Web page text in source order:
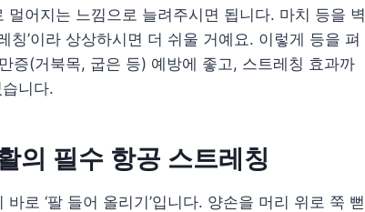
어지는 느낌으로 늘려주시면 됩니다. 마치 등을 벽
칭’이라 상상하시면 더 쉬울 거예요. 이렇게 등을 펴
증(거북목, 굽은 등) 예방에 좋고, 스트레칭 효과까
니다.
의 필수 항공 스트레칭
로 ‘팔 들어 올리기’입니다. 양손을 머리 위로 쭉 뻗